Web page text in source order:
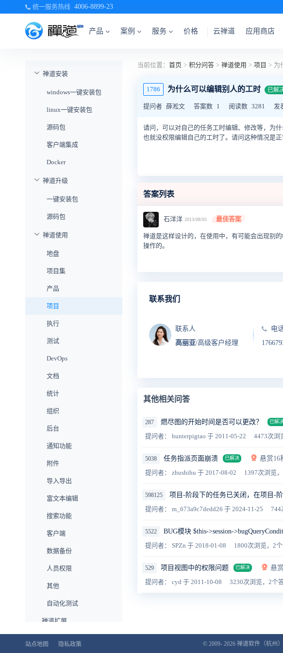
统一服务热线 4006-8899-23
产品 案例 服务 价格 云禅道 应用商店
禅道安装
windows一键安装包
linux一键安装包
源码包
客户端集成
Docker
禅道升级
一键安装包
源码包
禅道使用
地盘
项目集
产品
项目
执行
测试
DevOps
文档
统计
组织
后台
通知功能
附件
导入导出
富文本编辑
搜索功能
客户端
数据备份
人员权限
其他
自动化测试
禅道扩展
企业版功能
当前位置： 首页 > 积分问答 > 禅道使用 > 项目 > 为
1786 为什么可以编辑别人的工时 已解
提问者 薛淞文 答案数 1 阅读数 3281 发
请问，可以对自己的任务工时编辑、修改等，为
也就没权限编辑自己的工时了。请问这种情况是
答案列表
石洋洋 2013/08/05 最佳答案
禅道是这样设计的，在使用中，有可能会出现别
操作的。
联系我们
联系人
高丽亚/高级客户经理
电
其他相关问答
287 燃尽图的开始时间是否可以更改？ 已解
提问者： hunterpigtao 于 2011-05-22 4473次浏
5038 任务指派页面崩溃 已解决
悬赏16
提问者： zhushihu 于 2017-08-02 1397次浏览
598125 项目-阶段下的任务已关闭，在项目-
提问者： m_673a9c7dedd26 于 2024-11-25 744
5522 BUG模块 $this->session-
提问者： SPZn 于 2018-01-08 1800次浏览，2
529 项目视图中的权限问题 已解决
悬
提问者： cyd 于 2011-10-08 3230次浏览，2个
站点地图 隐私政策 © 2009- 2026 禅道软件（杭州